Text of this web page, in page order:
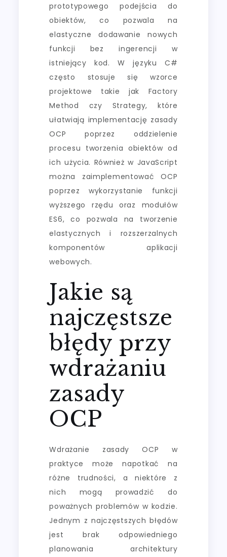
prototypowego podejścia do
obiektów, co pozwala na
elastyczne dodawanie nowych
funkcji bez ingerencji w
istniejący kod. W języku C#
często stosuje się wzorce
projektowe takie jak Factory
Method czy Strategy, które
ułatwiają implementację zasady
OCP poprzez oddzielenie
procesu tworzenia obiektów od
ich użycia. Również w JavaScript
można zaimplementować OCP
poprzez wykorzystanie funkcji
wyższego rzędu oraz modułów
ES6, co pozwala na tworzenie
elastycznych i rozszerzalnych
komponentów aplikacji
webowych.
Jakie są
najczęstsze
błędy przy
wdrażaniu
zasady
OCP
Wdrażanie zasady OCP w
praktyce może napotkać na
różne trudności, a niektóre z
nich mogą prowadzić do
poważnych problemów w kodzie.
Jednym z najczęstszych błędów
jest brak odpowiedniego
planowania architektury